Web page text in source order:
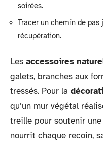
soirées.
Tracer un chemin de
récupération.
Les accessoires
galets, branches aux
tressés. Pour la
qu’un mur végétal
treille pour soutenir
nourrit chaque recoin,